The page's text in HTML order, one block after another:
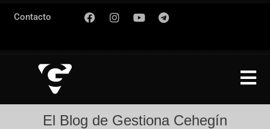
al
contenido
Contacto
El Blog de Gestiona Cehegín